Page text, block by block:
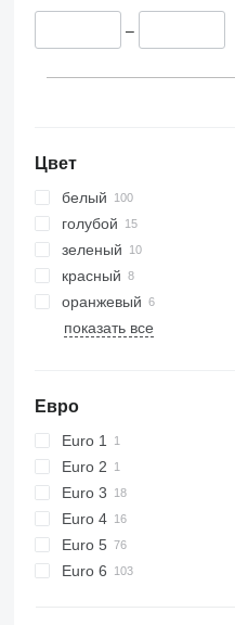
–
Цвет
белый
голубой
зеленый
красный
оранжевый
показать все
Евро
Euro 1
Euro 2
Euro 3
Euro 4
Euro 5
Euro 6